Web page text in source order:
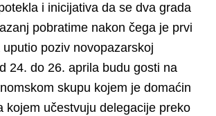
i inicijativa da se dva grada
pobratime nakon čega je prvi
poziv novopazarskoj
24. do 26. aprila budu gosti na
skupu kojem je domaćin
kojem učestvuju delegacije preko